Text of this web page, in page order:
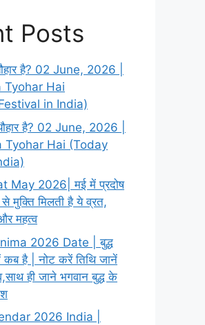
Posts
है? 02 June, 2026 |
Tyohar Hai
in India)
है? 02 June, 2026 |
Tyohar Hai (Today
May 2026| मई में प्रदोष
मुक्ति मिलती है ये व्रत,
महत्व
2026 Date | बुद्ध
कब है | नोट करें तिथि जानें
ही जाने भगवान बुद्ध के
2026 India |